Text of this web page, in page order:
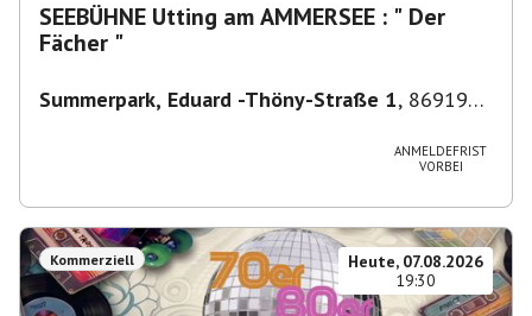
SEEBÜHNE Utting am AMMERSEE : " Der
Fächer "
Summerpark, Eduard -Thöny-Straße 1, 86919
ANMELDEFRIST
VORBEI
Kommerziell
Heute, 07.08.2026
19:30